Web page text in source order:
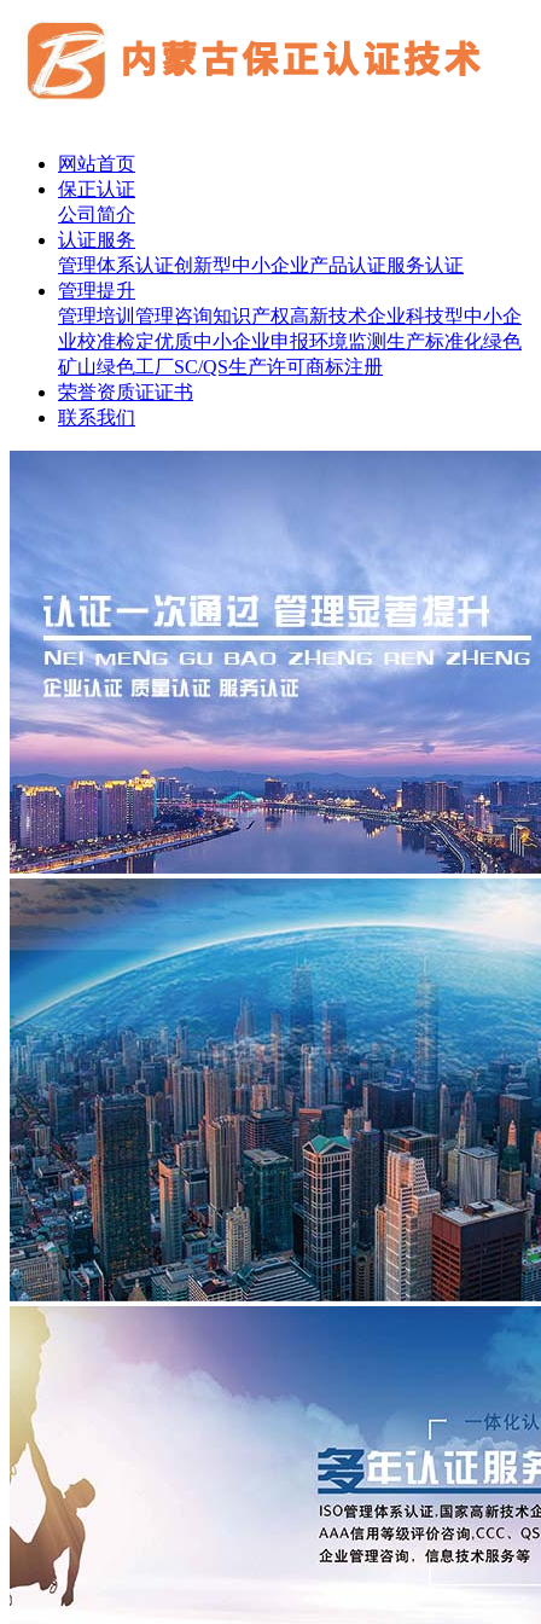
网站首页
保正认证
公司简介
认证服务
管理体系认证创新型中小企业产品认证服务认证
管理提升
管理培训 管理咨询知识产权高新技术企业科技型中小企
业校准检定优质中小企业申报环境监测生产标准化绿色
矿山绿色工厂SC/QS生产许可商标注册
荣誉资质证证书
联系我们